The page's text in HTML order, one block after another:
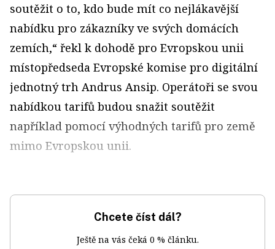
soutěžit o to, kdo bude mít co nejlákavější
nabídku pro zákazníky ve svých domácích
zemích,“ řekl k dohodě pro Evropskou unii
místopředseda Evropské komise pro digitální
jednotný trh Andrus Ansip. Operátoři se svou
nabídkou tarifů budou snažit soutěžit
například pomocí výhodných tarifů pro země
mimo Evropskou unii.
Chcete číst dál?
Ještě na vás čeká 0 % článku.